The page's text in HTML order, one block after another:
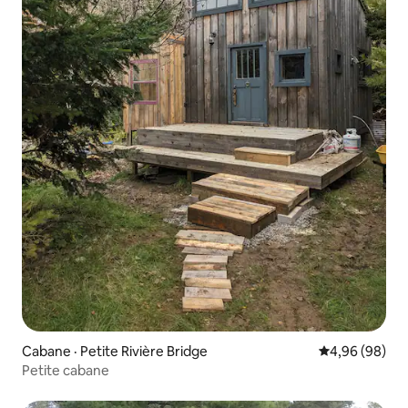
Cabane · Petite Rivière Bridge Note
4,96 (98)
Petite cabane